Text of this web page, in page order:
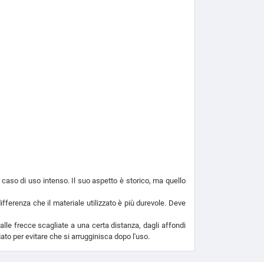
di uso intenso. Il suo aspetto è storico, ma quello
che il materiale utilizzato è più durevole. Deve
frecce scagliate a una certa distanza, dagli affondi
per evitare che si arrugginisca dopo l'uso.